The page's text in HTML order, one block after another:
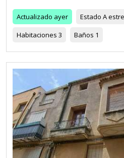
Actualizado ayer Estado A
Habitaciones 3 Baños 1